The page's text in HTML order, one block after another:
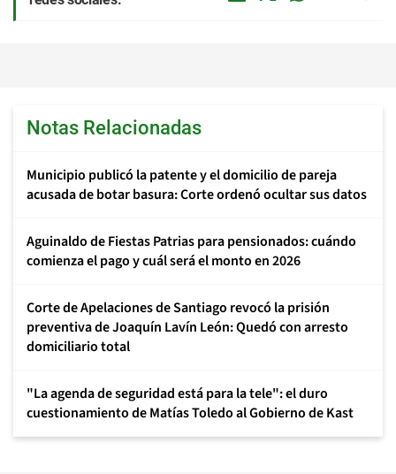
Notas Relacionadas
Municipio publicó la patente y el domicilio de pareja
acusada de botar basura: Corte ordenó ocultar sus datos
Aguinaldo de Fiestas Patrias para pensionados: cuándo
comienza el pago y cuál será el monto en 2026
Corte de Apelaciones de Santiago revocó la prisión
preventiva de Joaquín Lavín León: Quedó con arresto
domiciliario total
"La agenda de seguridad está para la tele": el duro
cuestionamiento de Matías Toledo al Gobierno de Kast